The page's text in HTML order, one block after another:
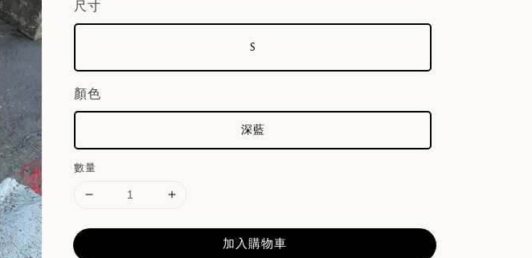
尺寸
S
顏色
深藍
數量
加入購物車